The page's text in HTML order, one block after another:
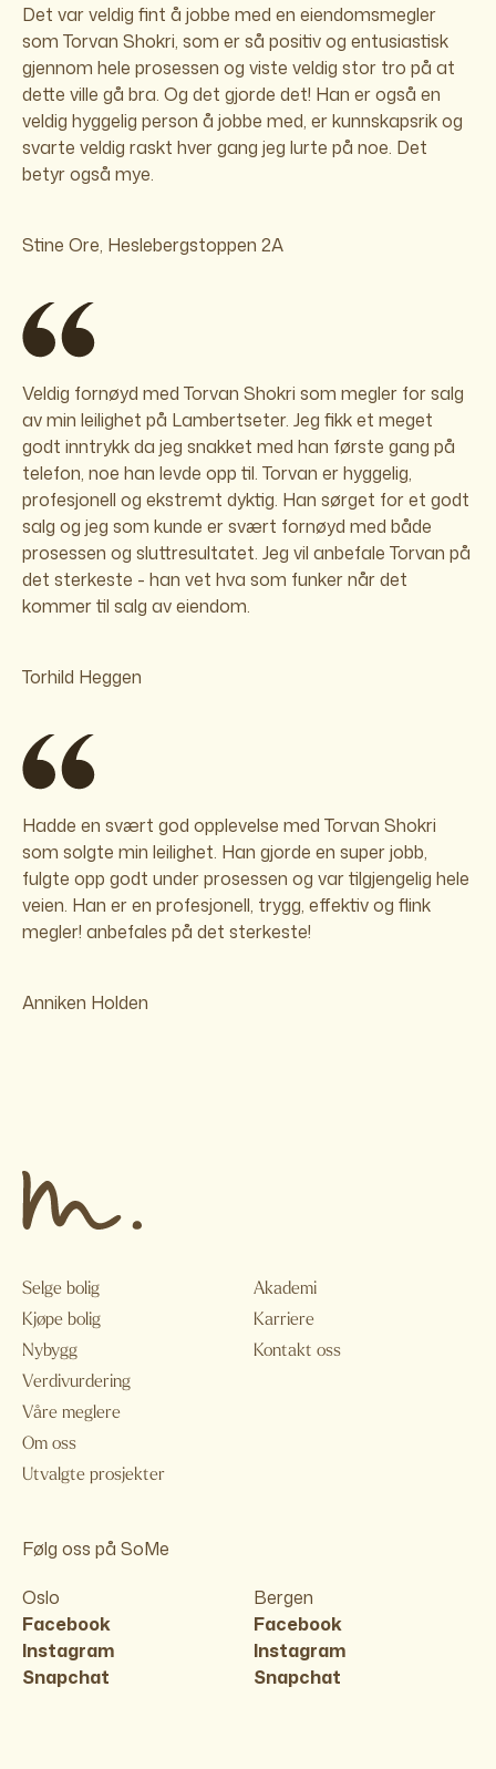
Det var veldig fint å jobbe med en eiendomsmegler
som Torvan Shokri, som er så positiv og entusiastisk
gjennom hele prosessen og viste veldig stor tro på at
dette ville gå bra. Og det gjorde det! Han er også en
veldig hyggelig person å jobbe med, er kunnskapsrik og
svarte veldig raskt hver gang jeg lurte på noe. Det
betyr også mye.
Stine Ore, Heslebergstoppen 2A
Veldig fornøyd med Torvan Shokri som megler for salg
av min leilighet på Lambertseter. Jeg fikk et meget
godt inntrykk da jeg snakket med han første gang på
telefon, noe han levde opp til. Torvan er hyggelig,
profesjonell og ekstremt dyktig. Han sørget for et godt
salg og jeg som kunde er svært fornøyd med både
prosessen og sluttresultatet. Jeg vil anbefale Torvan på
det sterkeste - han vet hva som funker når det
kommer til salg av eiendom.
Torhild Heggen
Hadde en svært god opplevelse med Torvan Shokri
som solgte min leilighet. Han gjorde en super jobb,
fulgte opp godt under prosessen og var tilgjengelig hele
veien. Han er en profesjonell, trygg, effektiv og flink
megler! anbefales på det sterkeste!
Anniken Holden
Selge bolig
Kjøpe bolig
Nybygg
Verdivurdering
Våre meglere
Om oss
Utvalgte prosjekter
Akademi
Karriere
Kontakt oss
Følg oss på SoMe
Oslo
Facebook
Instagram
Snapchat
Bergen
Facebook
Instagram
Snapchat